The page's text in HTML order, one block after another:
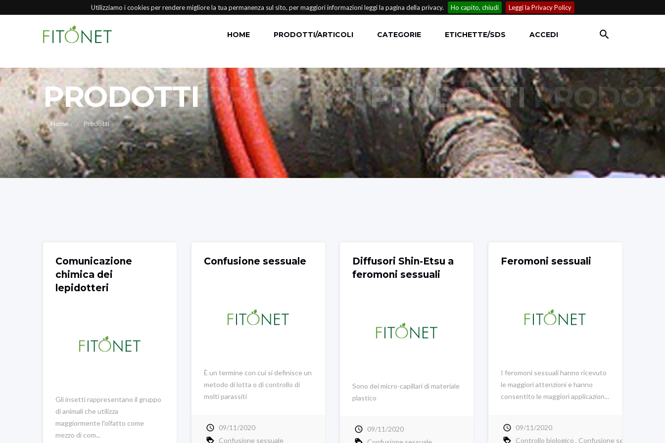
Utilizziamo i cookies per rendere migliore la tua permanenza sul sito, per maggiori informazioni leggi la pagina della privacy. Ho capito, chiudi Leggi la Privacy Policy
HOME PRODOTTI/ARTICOLI CATEGORIE ETICHETTE/SDS ACCEDI
PRODOTTI PRODOTTI PRODOTTI
Home / Prodotti
Comunicazione
chimica dei
lepidotteri
Gli insetti rappresentano il gruppo
di animali che utilizza
maggiormente l'olfatto come
mezzo di com...
Confusione sessuale
È un termine con cui si definisce un
metodo di lotta o di controllo di
molti parassiti
09/11/2020
Confusione sessuale
Diffusori Shin-Etsu a
feromoni sessuali
Sono dei micro-capillari di materiale
plastico
09/11/2020
Feromoni sessuali
I feromoni sessuali hanno ricevuto
le maggiori attenzioni e hanno
consentito le maggiori applicazion...
09/11/2020
Controllo biologico
Confusione sessuale